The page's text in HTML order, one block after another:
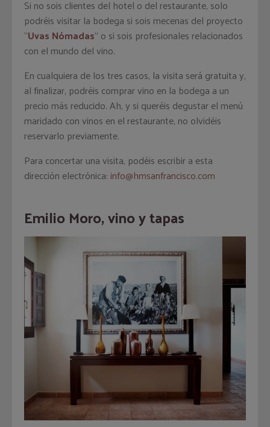
Si no sois clientes del hotel o del restaurante, solo
podréis visitar la bodega si sois mecenas del proyecto
“Uvas Nómadas” o si sois profesionales relacionados
con el mundo del vino.
En cualquiera de los tres casos, la visita será gratuita y,
al finalizar, podréis comprar vino en la bodega a un
precio más reducido. Ah, y si queréis degustar el menú
maridado con vinos en el restaurante, no olvidéis
reservarlo previamente.
Para concertar una visita, podéis escribir a esta
dirección electrónica: info@hmsanfrancisco.com
Emilio Moro, vino y tapas